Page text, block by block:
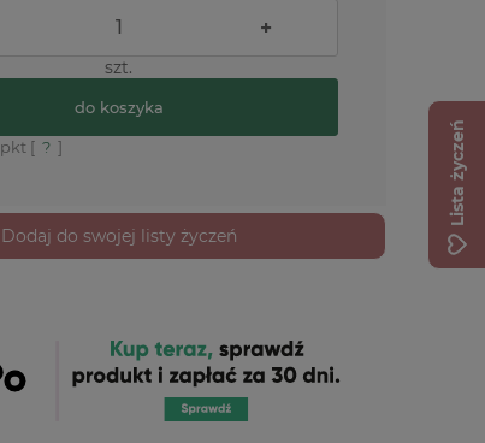
+
szt.
do koszyka
pkt [ ? ]
Dodaj do swojej listy życzeń
Lista życzeń